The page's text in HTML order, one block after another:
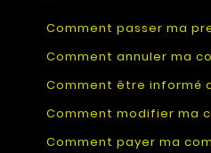
Comment passer ma
Comment annuler ma
Comment être informé
Comment modifier ma
Comment payer ma